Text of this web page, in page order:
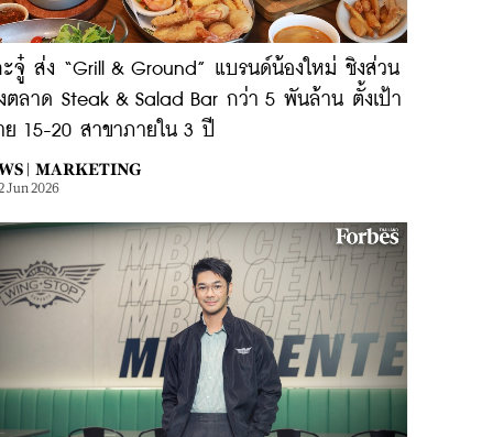
ะจู๋ ส่ง “Grill & Ground” แบรนด์น้องใหม่ ชิงส่วน
ตลาด Steak & Salad Bar กว่า 5 พันล้าน ตั้งเป้า
ย 15-20 สาขาภายใน 3 ปี
| MARKETING
Jun 2026